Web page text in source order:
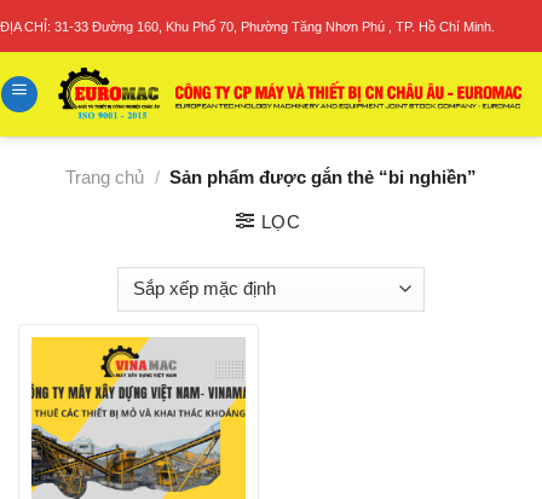
ĐỊA CHỈ: 31-33 Đường 160, Khu Phố 70, Phường Tăng Nhơn Phú , TP. Hồ Chí Minh.
Trang chủ / Sản phẩm được gắn thẻ “bi nghiền”
LỌC